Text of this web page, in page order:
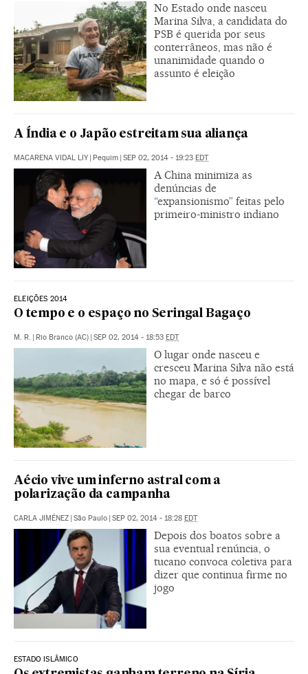
No Estado onde nasceu
Marina Silva, a candidata do
PSB é querida por seus
conterrâneos, mas não é
unanimidade quando o
assunto é eleição
A Índia e o Japão estreitam sua aliança
MACARENA VIDAL LIY | Pequim | SEP 02, 2014 - 19:23 EDT
A China minimiza as
denúncias de
“expansionismo” feitas pelo
primeiro-ministro indiano
ELEIÇÕES 2014
O tempo e o espaço no Seringal Bagaço
M. R. | Rio Branco (AC) | SEP 02, 2014 - 18:53 EDT
O lugar onde nasceu e
cresceu Marina Silva não está
no mapa, e só é possível
chegar de barco
Aécio vive um inferno astral com a
polarização da campanha
CARLA JIMÉNEZ | São Paulo | SEP 02, 2014 - 18:28 EDT
Depois dos boatos sobre a
sua eventual renúncia, o
tucano convoca coletiva para
dizer que continua firme no
jogo
ESTADO ISLÂMICO